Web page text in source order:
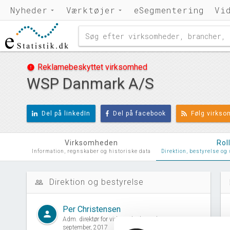
Nyheder Værktøjer eSegmentering
error Reklamebeskyttet virksomhed
WSP Danmark A/S
Del på linkedIn Del på facebook Følg
Virksomheden
Information, regnskaber og historiske data Direktion, bestyrelse
people_outline Direktion og bestyrelse
person Per Christensen
Adm. direktør for virksomheden siden 01.
september, 2017